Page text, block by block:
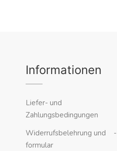
Informationen
Liefer- und
Zahlungsbedingungen
Widerrufsbelehrung und -
formular